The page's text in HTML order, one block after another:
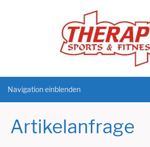
Navigation einblenden
Artikelanfrage